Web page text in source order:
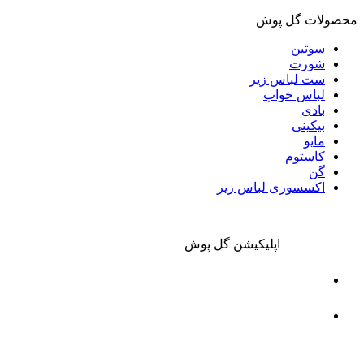
محصولات گل پوش
سوتین
شورت
ست لباس زیر
لباس خواب
بادی
بیکینی
مایو
کاستوم
گن
اکسسوری لباس زیر
اپلیکیشن گل پوش